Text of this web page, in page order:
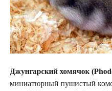
Джунгарский хомячок
миниатюрный пушистый